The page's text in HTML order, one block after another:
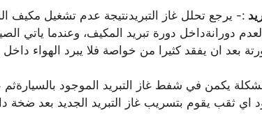
:- يرجع تحلل غاز التبريدنتيجة عدم تشغيل مكيف
لعدم دورانةداخل دورة تبريد المكيف، وعندما ياتي
بعد ان يفقد كثيرا من خواصة فلا يبرد الهواء داخل
يكمن في شفط غاز التبريد الموجود بالسيارةثم
ثقب يقوم بتسريب غاز التبريد الجديد بعد ضخة